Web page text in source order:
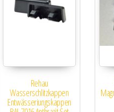
Rehau
Wasserschlitzkappen
Entwässeriungskappen